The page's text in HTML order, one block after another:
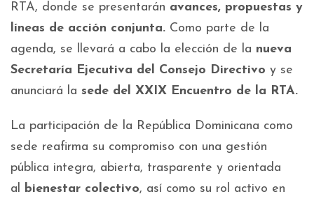
RTA, donde se presentarán avances, propuestas y
líneas de acción conjunta. Como parte de la
agenda, se llevará a cabo la elección de la nueva
Secretaría Ejecutiva del Consejo Directivo y se
anunciará la sede del XXIX Encuentro de la RTA.
La participación de la República Dominicana como
sede reafirma su compromiso con una gestión
pública integra, abierta, trasparente y orientada
al bienestar colectivo, así como su rol activo en